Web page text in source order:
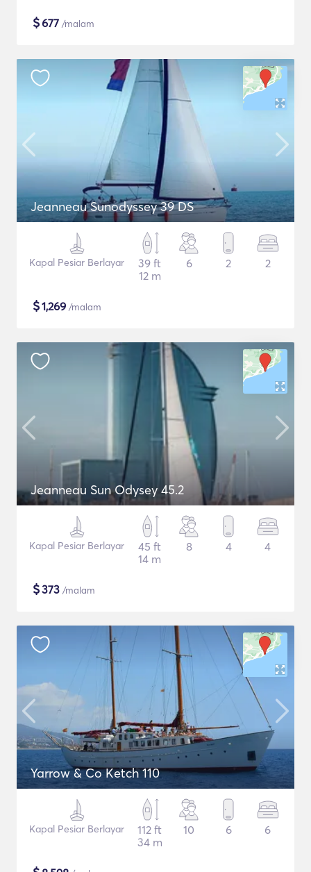
$677 /malam
Jeanneau Sunodyssey 39 DS
Kapal Pesiar Berlayar
39 ft
12 m
6 2 2
$1,269 /malam
Jeanneau Sun Odysey 45.2
Kapal Pesiar Berlayar
45 ft
14 m
8 4 4
$373 /malam
Yarrow & Co Ketch 110
Kapal Pesiar Berlayar
112 ft
34 m
10 6 6